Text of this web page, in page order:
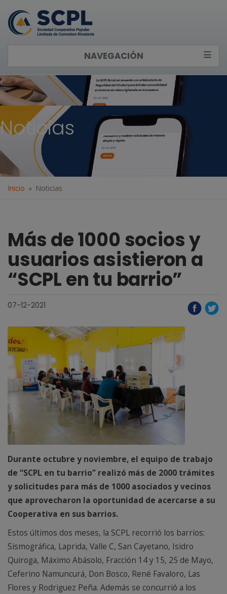
NAVEGACIÓN
Noticias
Inicio Noticias
Más de 1000 socios y
usuarios asistieron a
“SCPL en tu barrio”
07-12-2021
Durante octubre y noviembre, el equipo de trabajo
de “SCPL en tu barrio” realizó más de 2000 trámites
y solicitudes para más de 1000 asociados y vecinos
que aprovecharon la oportunidad de acercarse a su
Cooperativa en sus barrios.
Estos últimos dos meses, la SCPL recorrió los barrios:
Sismográfica, Laprida, Valle C, San Cayetano, Isidro
Quiroga, Máximo Abásolo, Fracción 14 y 15, 25 de Mayo,
Ceferino Namuncurá, Don Bosco, René Favaloro, Las
Flores y Rodriguez Peña. Además se concurrió a los